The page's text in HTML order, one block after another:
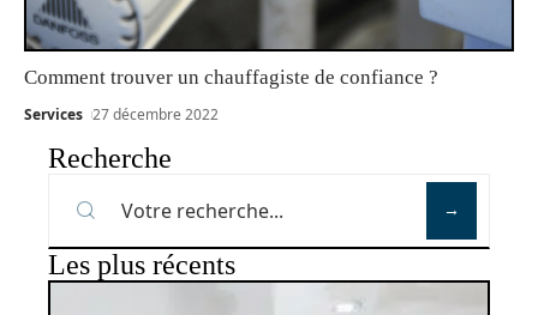
Comment trouver un chauffagiste de confiance ?
Services 27 décembre 2022
Recherche
Les plus récents